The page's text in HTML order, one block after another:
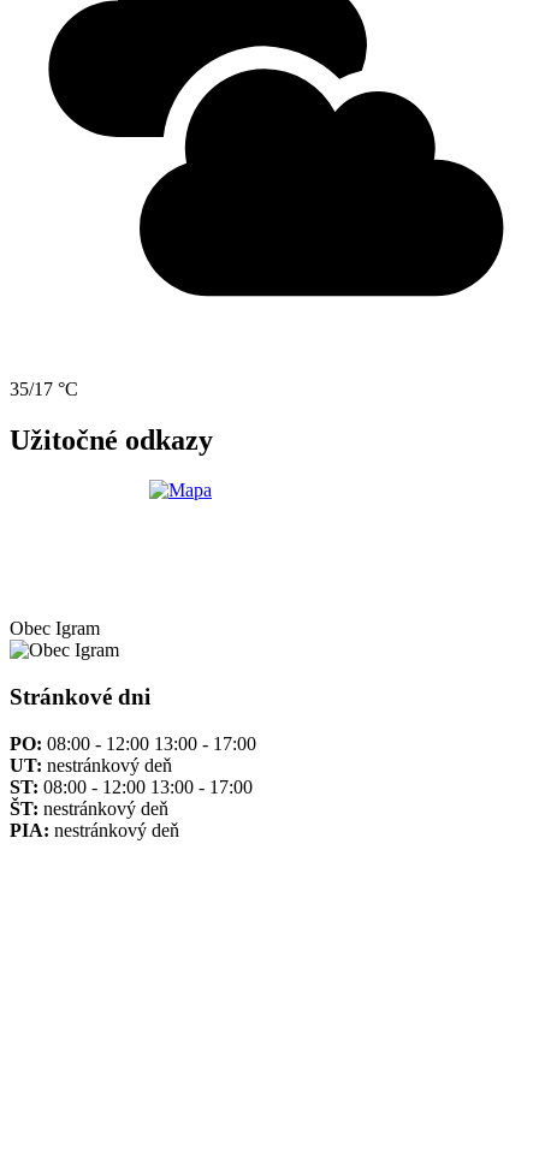
35/17 °C
Užitočné odkazy
Obec Igram
Stránkové dni
PO: 08:00 - 12:00 13:00 - 17:00
UT: nestránkový deň
ST: 08:00 - 12:00 13:00 - 17:00
ŠT: nestránkový deň
PIA: nestránkový deň